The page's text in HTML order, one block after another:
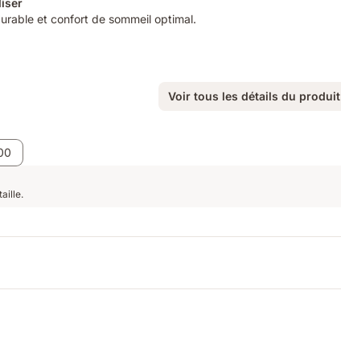
et confort de sommeil optimal.
Voir tous les détails du produit